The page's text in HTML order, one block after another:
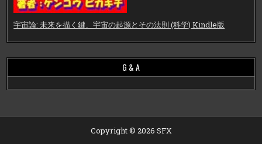
宇宙論: 未来を描く鍵、宇宙の起源とその法則 (科学) Kindle版
G & A
Copyright © 2026 SFX